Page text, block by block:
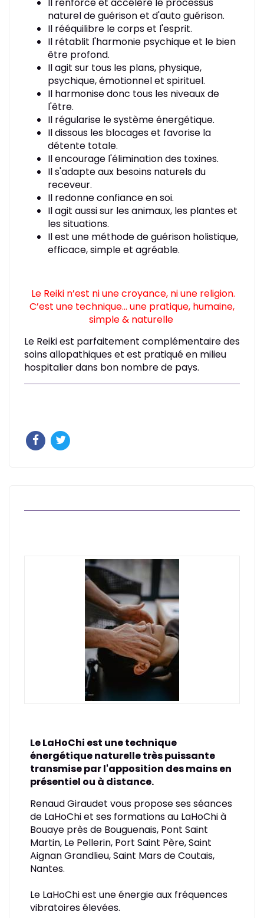
Il renforce et accélère le processus
naturel de guérison et d'auto guérison.
Il rééquilibre le corps et l'esprit.
Il rétablit l'harmonie psychique et le bien
être profond.
Il agit sur tous les plans, physique,
psychique, émotionnel et spirituel.
Il harmonise donc tous les niveaux de
l'être.
Il régularise le système énergétique.
Il dissous les blocages et favorise la
détente totale.
Il encourage l'élimination des toxines.
Il s'adapte aux besoins naturels du
receveur.
Il redonne confiance en soi.
Il agit aussi sur les animaux, les plantes et
les situations.
Il est une méthode de guérison holistique,
efficace, simple et agréable.
Le Reiki n’est ni une croyance, ni une religion.
C’est une technique… une pratique, humaine,
simple & naturelle
Le Reiki est parfaitement complémentaire des
soins allopathiques et est pratiqué en milieu
hospitalier dans bon nombre de pays.
Le LaHoChi est une technique
énergétique naturelle très puissante
transmise par l'apposition des mains en
présentiel ou à distance.
Renaud Giraudet vous propose ses séances
de LaHoChi et ses formations au LaHoChi à
Bouaye près de Bouguenais, Pont Saint
Martin, Le Pellerin, Port Saint Père, Saint
Aignan Grandlieu, Saint Mars de Coutais,
Nantes.
Le LaHoChi est une énergie aux fréquences
vibratoires élevées.